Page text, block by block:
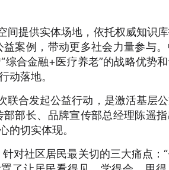
间提供实体场地，依托权威知识
案例，带动更多社会力量参与
合金融+医疗养老”的战略优势和
动落地。
联合发起公益行动，是激活基层
部长、品牌宣传部总经理陈遥
的切实体现。
对社区居民最关切的三大痛点：